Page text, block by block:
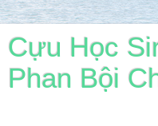
Cựu Học
Phan Bội